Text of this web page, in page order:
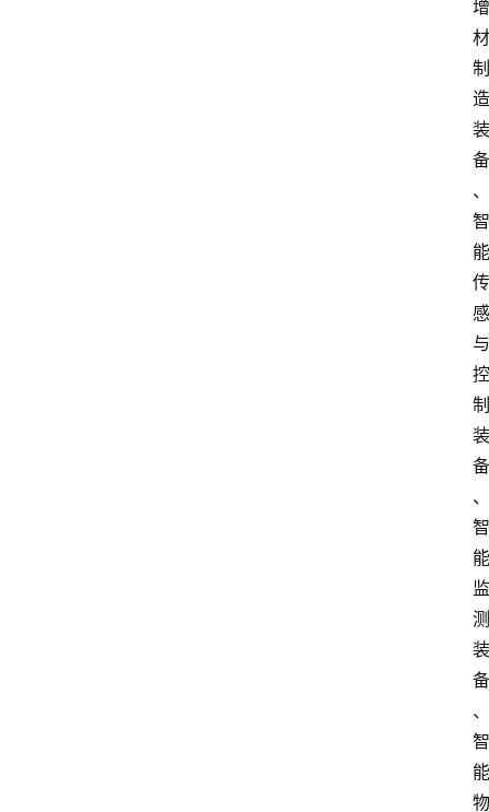
增
材
制
造
装
备
、
智
能
传
感
与
控
制
装
备
、
智
能
监
测
装
备
、
智
能
物